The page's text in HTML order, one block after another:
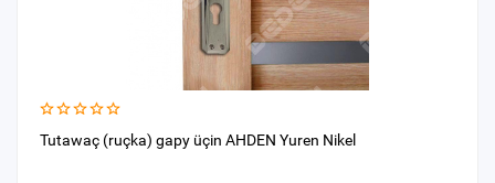
Tutawaç (ruçka) gapy üçin AHDEN Yuren Nikel